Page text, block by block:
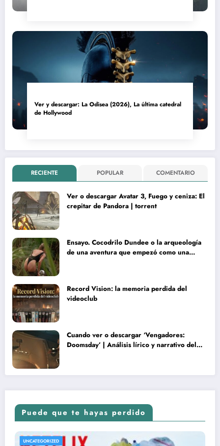
Ver y descargar: La Odisea (2026), La última catedral
de Hollywood
RECIENTE POPULAR COMENTARIO
Ver o descargar Avatar 3, Fuego y ceniza: El
crepitar de Pandora | torrent
Ensayo. Cocodrilo Dundee o la arqueología
de una aventura que empezó como una
Record Vision: la memoria perdida del
videoclub
Cuando ver o descargar ‘Vengadores:
Doomsday’ | Análisis lírico y narrativo del
Puede que te hayas perdido
UNCATEGORIZED